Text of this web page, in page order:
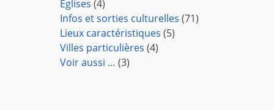
Eglises (4)
Infos et sorties culturelles (71)
Lieux caractéristiques (5)
Villes particulières (4)
Voir aussi … (3)